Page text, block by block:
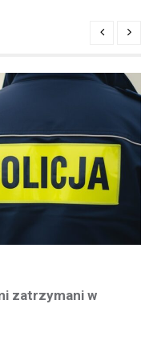
zatrzymani w